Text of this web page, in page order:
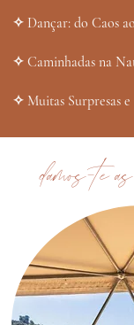
✧ Dançar: do Caos
✧ Caminhadas na
✧ Muitas Surpresas
damos-te